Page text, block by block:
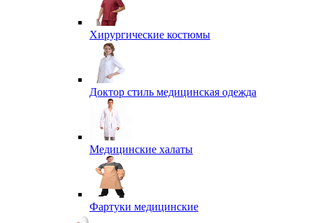
Хирургические костюмы
Доктор стиль медицинская одежда
Медицинские халаты
Фартуки медицинские